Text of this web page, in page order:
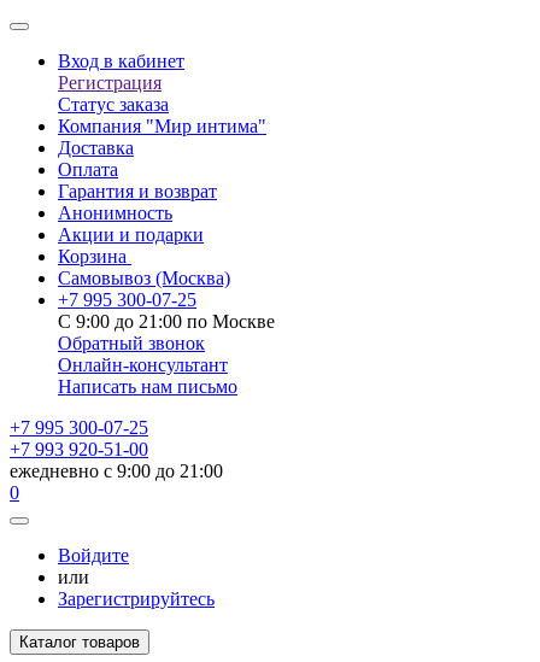
Вход в кабинет
Регистрация
Статус заказа
Компания "Мир интима"
Доставка
Оплата
Гарантия и возврат
Анонимность
Акции и подарки
Корзина
Самовывоз (Москва)
+7 995 300-07-25
С 9:00 до 21:00 по Москве
Обратный звонок
Онлайн-консультант
Написать нам письмо
+7 995 300-07-25
+7 993 920-51-00
ежедневно с 9:00 до 21:00
0
Войдите
или
Зарегистрируйтесь
Каталог товаров